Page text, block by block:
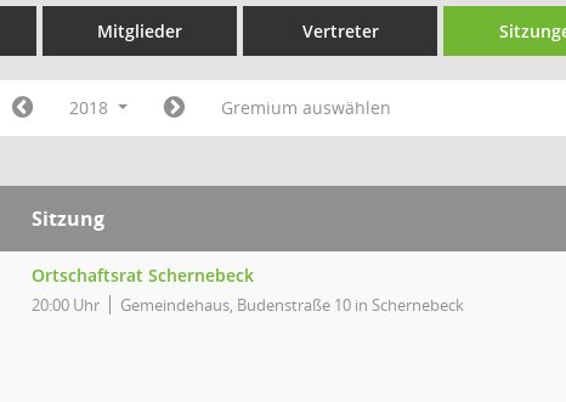
Mitglieder Vertreter
2018 Gremium auswählen
Sitzung
Ortschaftsrat Schernebeck
20:00 Uhr Gemeindehaus, Budenstraße 10 in Schernebeck